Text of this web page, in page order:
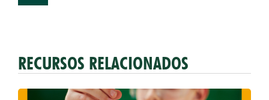
RECURSOS RELACIONADOS